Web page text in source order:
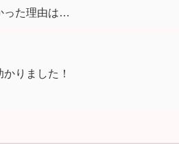
った理由は…
りました！